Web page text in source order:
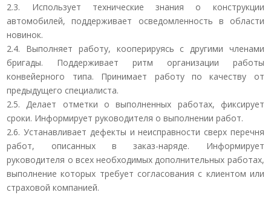
2.3. Использует технические знания о конструкции
автомобилей, поддерживает осведомленность в области
новинок.
2.4. Выполняет работу, кооперируясь с другими членами
бригады. Поддерживает ритм организации работы
конвейерного типа. Принимает работу по качеству от
предыдущего специалиста.
2.5. Делает отметки о выполненных работах, фиксирует
сроки. Информирует руководителя о выполнении работ.
2.6. Устанавливает дефекты и неисправности сверх перечня
работ, описанных в заказ-наряде. Информирует
руководителя о всех необходимых дополнительных работах,
выполнение которых требует согласования с клиентом или
страховой компанией.